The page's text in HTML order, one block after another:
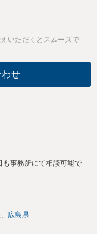
いただくとスムーズで
せ
事務所にて相談可能で
広島県